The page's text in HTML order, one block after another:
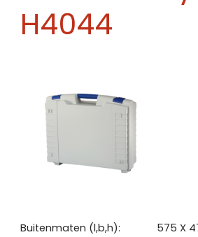
H4044
Buitenmaten (l,b,h):
575 X